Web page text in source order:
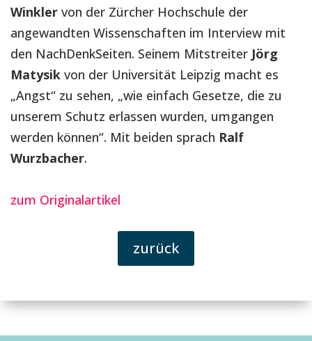
Winkler von der Zürcher Hochschule der
angewandten Wissenschaften im Interview mit
den NachDenkSeiten. Seinem Mitstreiter Jörg
Matysik von der Universität Leipzig macht es
„Angst“ zu sehen, „wie einfach Gesetze, die zu
unserem Schutz erlassen wurden, umgangen
werden können“. Mit beiden sprach Ralf
Wurzbacher.
zum Originalartikel
zurück